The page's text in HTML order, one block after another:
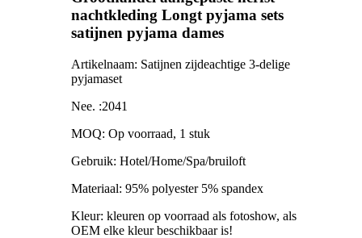
nachtkleding Longt pyjama sets
satijnen pyjama dames
Artikelnaam: Satijnen zijdeachtige 3-delige
pyjamaset
Nee. :2041
MOQ: Op voorraad, 1 stuk
Gebruik: Hotel/Home/Spa/bruiloft
Materiaal: 95% polyester 5% spandex
Kleur: kleuren op voorraad als fotoshow, als
OEM elke kleur beschikbaar is!